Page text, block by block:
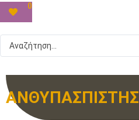
0
ΑΝΘΥΠΑΣΠΙΣΤΗΣ